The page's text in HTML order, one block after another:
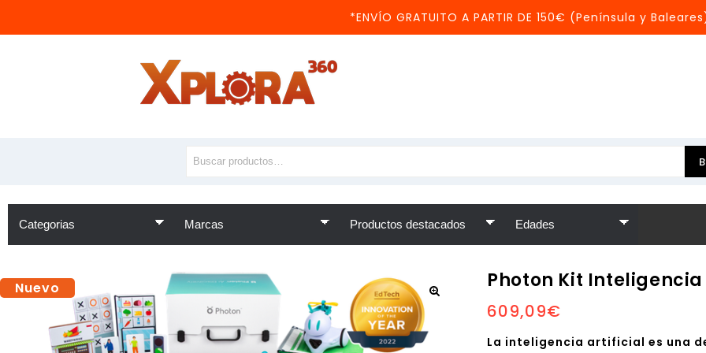
*ENVÍO GRATUITO A PARTIR DE 150€ (Península y
Nuevo Photon Kit Inteligencia
609,09€
La inteligencia artificial es una